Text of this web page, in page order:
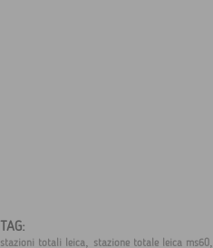
TAG:
stazioni totali leica, stazione totale leica ms60,